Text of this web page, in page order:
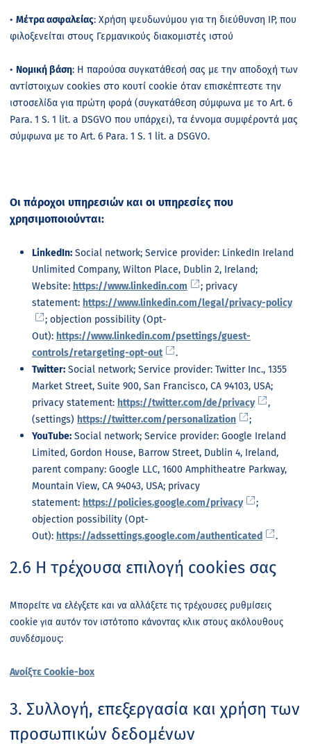
• Μέτρα ασφαλείας: Χρήση ψευδωνύμου για τη διεύθυνση IP, που
φιλοξενείται στους Γερμανικούς διακομιστές ιστού
• Νομική βάση: Η παρούσα συγκατάθεσή σας με την αποδοχή των
αντίστοιχων cookies στο κουτί cookie όταν επισκέπτεστε την
ιστοσελίδα για πρώτη φορά (συγκατάθεση σύμφωνα με το Art. 6
Para. 1 S. 1 lit. a DSGVO που υπάρχει), τα έννομα συμφέροντά μας
σύμφωνα με το Art. 6 Para. 1 S. 1 lit. a DSGVO.
Οι πάροχοι υπηρεσιών και οι υπηρεσίες που
χρησιμοποιούνται:
LinkedIn: Social network; Service provider: LinkedIn Ireland
Unlimited Company, Wilton Place, Dublin 2, Ireland;
Website: https://www.linkedin.com
; privacy
statement: https://www.linkedin.com/legal/privacy-policy
; objection possibility (Opt-
Out): https://www.linkedin.com/psettings/guest-
controls/retargeting-opt-out
.
Twitter: Social network; Service provider: Twitter Inc., 1355
Market Street, Suite 900, San Francisco, CA 94103, USA;
privacy statement: https://twitter.com/de/privacy
,
(settings) https://twitter.com/personalization
;
YouTube: Social network; Service provider: Google Ireland
Limited, Gordon House, Barrow Street, Dublin 4, Ireland,
parent company: Google LLC, 1600 Amphitheatre Parkway,
Mountain View, CA 94043, USA; privacy
statement: https://policies.google.com/privacy
;
objection possibility (Opt-
Out): https://adssettings.google.com/authenticated .
2.6 Η τρέχουσα επιλογή cookies σας
Μπορείτε να ελέγξετε και να αλλάξετε τις τρέχουσες ρυθμίσεις
cookie για αυτόν τον ιστότοπο κάνοντας κλικ στους ακόλουθους
συνδέσμους:
Ανοίξτε Cookie-box
3. Συλλογή, επεξεργασία και χρήση των
προσωπικών δεδομένων